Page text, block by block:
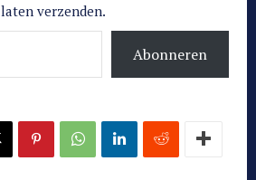
laten verzenden.
Abonneren